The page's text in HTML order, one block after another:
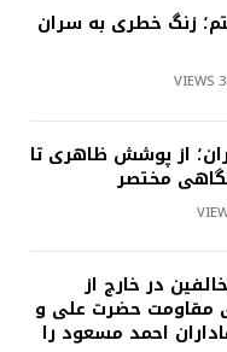
زنگ خطری به سران
VIEWS
از پوشش ظاهری تا
مختصر
در خارج از
مقاومت حضرت علی و
احمد مسعود را